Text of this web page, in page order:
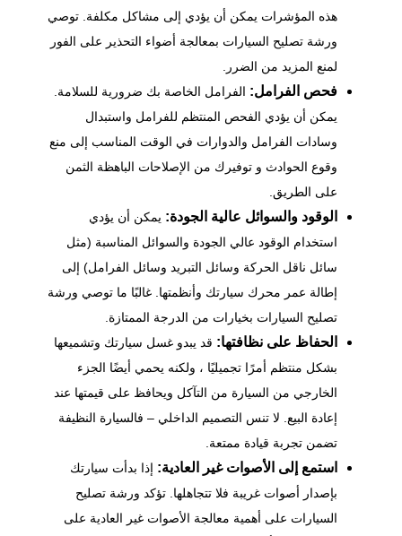
هذه المؤشرات يمكن أن يؤدي إلى مشاكل مكلفة. توصي
ورشة تصليح السيارات بمعالجة أضواء التحذير على الفور
لمنع المزيد من الضرر.
فحص الفرامل: الفرامل الخاصة بك ضرورية للسلامة.
يمكن أن يؤدي الفحص المنتظم للفرامل واستبدال
وسادات الفرامل والدوارات في الوقت المناسب إلى منع
وقوع الحوادث و توفيرك من الإصلاحات الباهظة الثمن
على الطريق.
الوقود والسوائل عالية الجودة: يمكن أن يؤدي
استخدام الوقود عالي الجودة والسوائل المناسبة (مثل
سائل ناقل الحركة وسائل التبريد وسائل الفرامل) إلى
إطالة عمر محرك سيارتك وأنظمتها. غالبًا ما توصي ورشة
تصليح السيارات بخيارات من الدرجة الممتازة.
الحفاظ على نظافتها: قد يبدو غسل سيارتك وتشميعها
بشكل منتظم أمرًا تجميليًا ، ولكنه يحمي أيضًا الجزء
الخارجي من السيارة من التآكل ويحافظ على قيمتها عند
إعادة البيع. لا تنس التصميم الداخلي – فالسيارة النظيفة
تضمن تجربة قيادة ممتعة.
استمع إلى الأصوات غير العادية: إذا بدأت سيارتك
بإصدار أصوات غريبة فلا تتجاهلها. تؤكد ورشة تصليح
السيارات على أهمية معالجة الأصوات غير العادية على